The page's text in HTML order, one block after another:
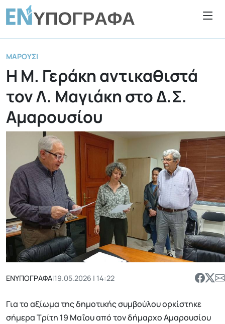
ΜΑΡΟΎΣΙ
Η Μ. Γεράκη αντικαθιστά
τον Λ. Μαγιάκη στο Δ.Σ.
Αμαρουσίου
ΕΝΥΠΟΓΡΑΦΑ|19.05.2026 | 14:22
Για το αξίωμα της δημοτικής συμβούλου ορκίστηκε
σήμερα Τρίτη 19 Μαΐου από τον δήμαρχο Αμαρουσίου